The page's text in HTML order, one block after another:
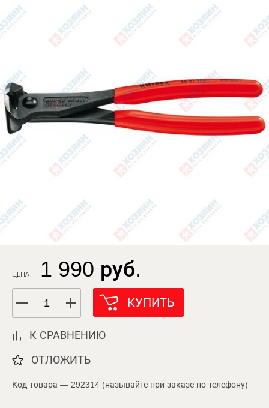
ЦЕНА 1 990 руб.
КУПИТЬ
К СРАВНЕНИЮ
ОТЛОЖИТЬ
Код товара — 292314 (называйте при заказе по телефону)